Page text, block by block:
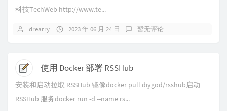
科技TechWeb http://www.te...
drearry 2023 年 06 月 24 日 暂无评论
使用 Docker 部署 RSSHub
安装和启动拉取 RSSHub 镜像docker pull diygod/rsshub启动
RSSHub 服务docker run -d --name rs...